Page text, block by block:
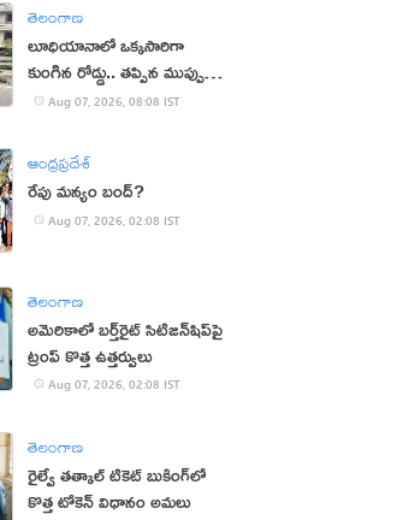
తెలంగాణ
లూధియానాలో ఒక్కసారిగా
కుంగిన రోడ్డు.. తప్పిన ముప్పు
(వీడియో)
Aug 07, 2026, 08:08 IST
ఆంధ్రప్రదేశ్
రేపు మన్యం బంద్‌?
Aug 07, 2026, 02:08 IST
తెలంగాణ
అమెరికాలో బర్త్‌రైట్ సిటిజన్‌షిప్‌పై
ట్రంప్ కొత్త ఉత్తర్వులు
Aug 07, 2026, 02:08 IST
తెలంగాణ
రైల్వే తత్కాల్ టికెట్ బుకింగ్‌లో
కొత్త టోకెన్ విధానం అమలు